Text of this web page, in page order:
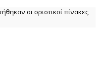
οι οριστικοί πίνακες